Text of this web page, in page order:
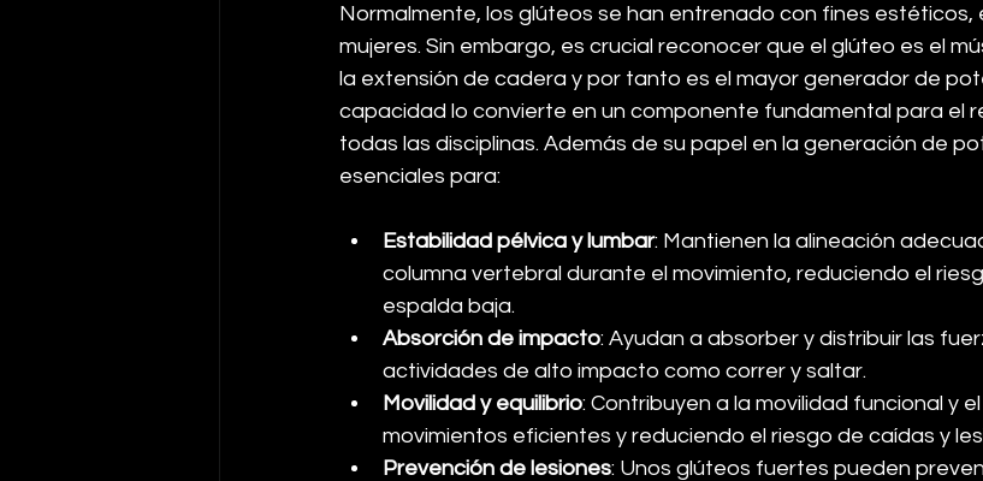
Normalmente, los glúteos se han entrenado con fines estéticos,
mujeres. Sin embargo, es crucial reconocer que el glúteo es el
la extensión de cadera y por tanto es el mayor generador de
capacidad lo convierte en un componente fundamental para el
todas las disciplinas. Además de su papel en la generación de
esenciales para:
Estabilidad pélvica y lumbar: Mantienen la alineación
columna vertebral durante el movimiento, reduciendo el
espalda baja.
Absorción de impacto: Ayudan a absorber y distribuir las
actividades de alto impacto como correr y saltar.
Movilidad y equilibrio: Contribuyen a la movilidad funcional y
movimientos eficientes y reduciendo el riesgo de caídas y
Prevención de lesiones: Unos glúteos fuertes pueden